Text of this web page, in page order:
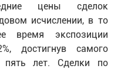
цены сделок
исчислении, в то
время экспозиции
достигнув самого
пять лет. Сделки по